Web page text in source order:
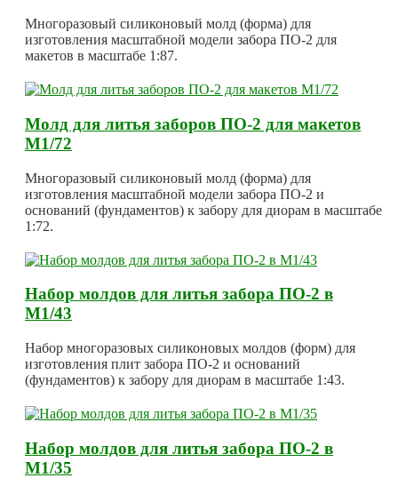
Многоразовый силиконовый молд (форма) для
изготовления масштабной модели забора ПО-2 для
макетов в масштабе 1:87.
Молд для литья заборов ПО-2 для макетов
М1/72
Многоразовый силиконовый молд (форма) для
изготовления масштабной модели забора ПО-2 и
оснований (фундаментов) к забору для диорам в масштабе
1:72.
Набор молдов для литья забора ПО-2 в
М1/43
Набор многоразовых силиконовых молдов (форм) для
изготовления плит забора ПО-2 и оснований
(фундаментов) к забору для диорам в масштабе 1:43.
Набор молдов для литья забора ПО-2 в
М1/35